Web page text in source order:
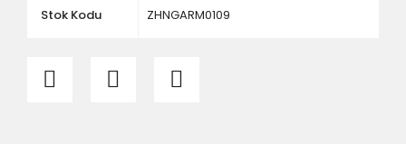
Stok Kodu ZHNGARM0109